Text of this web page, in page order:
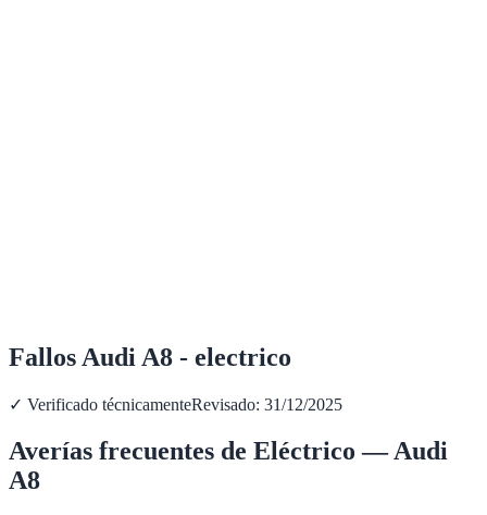
Fallos Audi A8 - electrico
✓ Verificado técnicamenteRevisado: 31/12/2025
Averías frecuentes de Eléctrico —Audi
A8